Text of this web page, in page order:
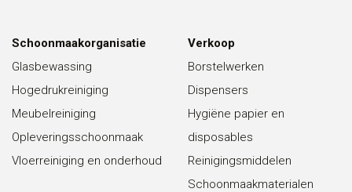
Schoonmaakorganisatie
Glasbewassing
Hogedrukreiniging
Meubelreiniging
Opleveringsschoonmaak
Vloerreiniging en onderhoud
Verkoop
Borstelwerken
Dispensers
Hygiëne papier en
disposables
Reinigingsmiddelen
Schoonmaakmaterialen